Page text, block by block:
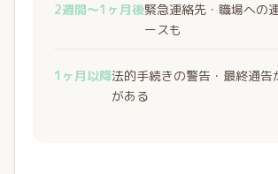
2週間〜1ヶ月後緊急連絡先・職場への
ースも
1ヶ月以降法的手続きの警告・最終通告
がある